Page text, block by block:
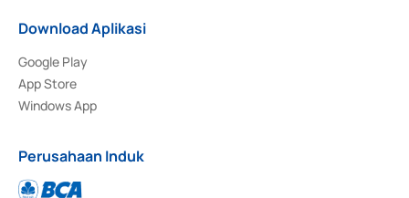
Download Aplikasi
Google Play
App Store
Windows App
Perusahaan Induk